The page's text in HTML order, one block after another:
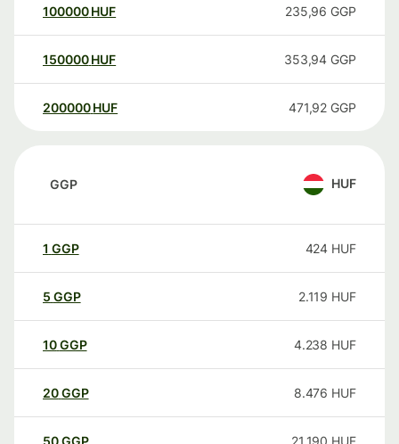
100000 HUF 235,96 GGP
150000 HUF 353,94 GGP
200000 HUF 471,92 GGP
GGP HUF
1 GGP 424 HUF
5 GGP 2.119 HUF
10GGP 4.238 HUF
20GGP 8.476 HUF